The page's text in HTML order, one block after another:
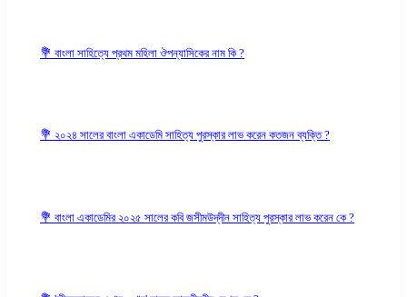
💐 বাংলা সাহিত্যে প্রথম মহিলা ঔপন্যাসিকের নাম কি ?
💐 ২০২৪ সালের বাংলা একাডেমি সাহিত্য পুরস্কার লাভ করেন কতজন ব্যক্তি ?
💐 বাংলা একাডেমির ২০২৫ সালের কবি জসীমউদ্‌দীন সাহিত্য পুরস্কার লাভ করেন কে ?